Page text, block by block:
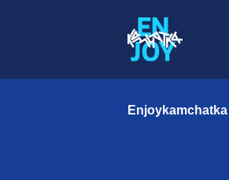
Enjoykamchatka